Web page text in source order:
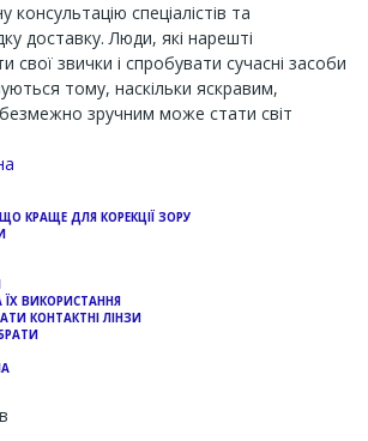
консультацію спеціалістів та
доставку. Люди, які нарешті
свої звички і спробувати сучасні засоби
тому, наскільки яскравим,
зручним може стати світ
КРАЩЕ ДЛЯ КОРЕКЦІЇ ЗОРУ
ЇХ ВИКОРИСТАННЯ
КОНТАКТНІ ЛІНЗИ